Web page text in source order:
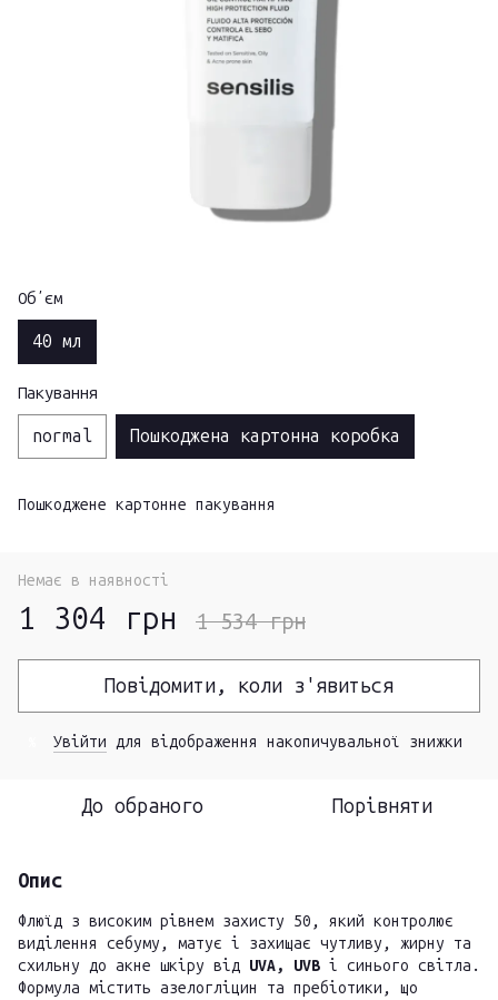
Обʼєм
40 мл
Пакування
normal Пошкоджена картонна коробка
Пошкоджене картонне пакування
Немає в наявності
1 304 грн 1 534 грн
Повідомити, коли з'явиться
Увійти для відображення накопичувальної знижки
До обраного Порівняти
Опис
Флюїд з високим рівнем захисту 50, який контролює
виділення себуму, матує і захищає чутливу, жирну та
схильну до акне шкіру від UVA, UVB і синього світла.
Формула містить азелогліцин та пребіотики, що